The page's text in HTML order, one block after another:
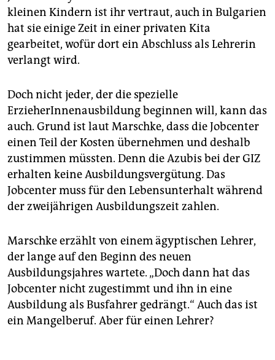
kleinen Kindern ist ihr vertraut, auch in Bulgarien
hat sie einige Zeit in einer privaten Kita
gearbeitet, wofür dort ein Abschluss als Lehrerin
verlangt wird.
Doch nicht jeder, der die spezielle
ErzieherInnenausbildung beginnen will, kann das
auch. Grund ist laut Marschke, dass die Jobcenter
einen Teil der Kosten übernehmen und deshalb
zustimmen müssten. Denn die Azubis bei der GIZ
erhalten keine Ausbildungsvergütung. Das
Jobcenter muss für den Lebensunterhalt während
der zweijährigen Ausbildungszeit zahlen.
Marschke erzählt von einem ägyptischen Lehrer,
der lange auf den Beginn des neuen
Ausbildungsjahres wartete. „Doch dann hat das
Jobcenter nicht zugestimmt und ihn in eine
Ausbildung als Busfahrer gedrängt.“ Auch das ist
ein Mangelberuf. Aber für einen Lehrer?